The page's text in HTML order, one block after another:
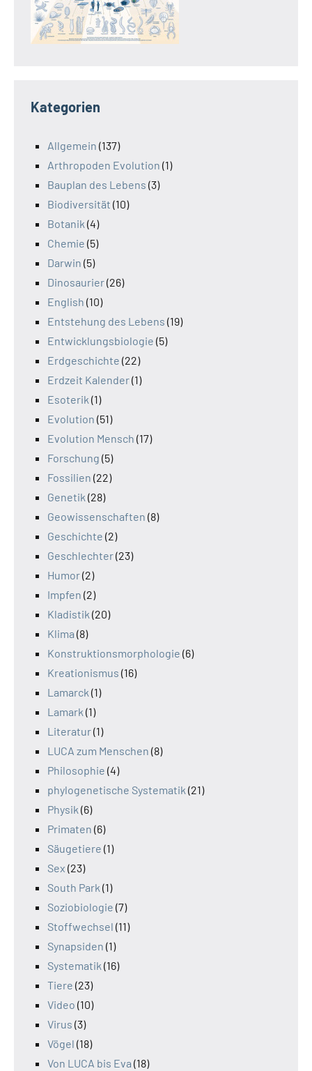
Kategorien
Allgemein (137)
Arthropoden Evolution (1)
Bauplan des Lebens (3)
Biodiversität (10)
Botanik (4)
Chemie (5)
Darwin (5)
Dinosaurier(26)
English (10)
Entstehung des Lebens (19)
Entwicklungsbiologie (5)
Erdgeschichte (22)
Erdzeit Kalender(1)
Esoterik (1)
Evolution (51)
Evolution Mensch (17)
Forschung (5)
Fossilien (22)
Genetik (28)
Geowissenschaften (8)
Geschichte (2)
Geschlechter(23)
Humor(2)
Impfen (2)
Kladistik (20)
Klima (8)
Konstruktionsmorphologie (6)
Kreationismus (16)
Lamarck (1)
Lamark (1)
Literatur(1)
LUCA zum Menschen (8)
Philosophie (4)
phylogenetische Systematik (21)
Physik (6)
Primaten (6)
Säugetiere (1)
Sex (23)
South Park (1)
Soziobiologie (7)
Stoffwechsel (11)
Synapsiden (1)
Systematik (16)
Tiere (23)
Video (10)
Virus (3)
Vögel (18)
Von LUCA bis Eva (18)